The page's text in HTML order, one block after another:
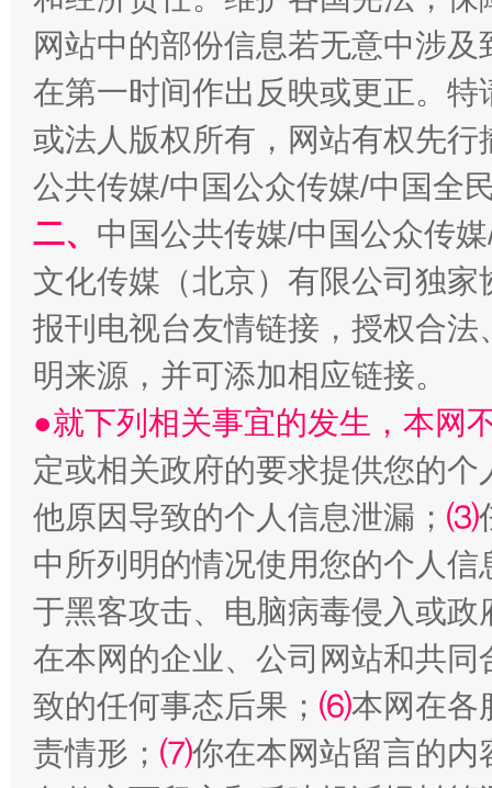
网站中的部份信息若无意中涉
在第一时间作出反映或更正。
或法人版权所有，网站有权先
公共传媒/中国公众传媒/中国全
二、 中国公共传媒/中国公众传
文化传媒（北京）有限公司独
报刊电视台友情链接，授权合
明来源，并可添加相应链接。
●就下列相关事宜的发生，本网
定或相关政府的要求提供您的个
他原因导致的个人信息泄漏； ⑶
中所列明的情况使用您的个人
于黑客攻击、电脑病毒侵入或
在本网的企业、公司网站和共
致的任何事态后果； ⑹本网在各
责情形； ⑺你在本网站留言的内